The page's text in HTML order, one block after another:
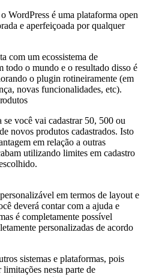
WordPress é uma plataforma open
e aperfeiçoada por qualquer
com um ecossistema de
todo o mundo e o resultado disso é
o plugin rotineiramente (em
novas funcionalidades, etc).
você vai cadastrar 50, 500 ou
novos produtos cadastrados. Isto
em relação a outras
utilizando limites em cadastro
em termos de layout e
deverá contar com a ajuda e
é completamente possível
personalizadas de acordo
sistemas e plataformas, pois
nesta parte de